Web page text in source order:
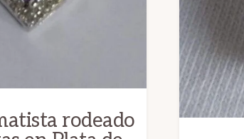
rodeado